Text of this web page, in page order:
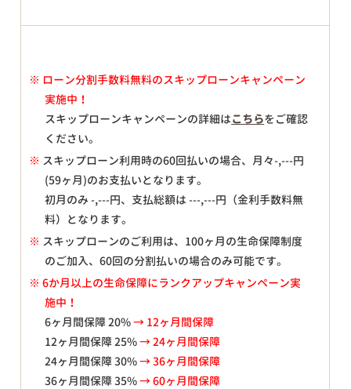
※ ローン分割手数料無料のスキップローンキャンペーン
実施中！
スキップローンキャンペーンの詳細はこちらをご確認
ください。
※ スキップローン利用時の60回払いの場合、月々-,---円
(59ヶ月)のお支払いとなります。
初月のみ-,---円、支払総額は---,---円（金利手数料無
料）となります。
※ スキップローンのご利用は、100ヶ月の生命保障制度
のご加入、60回の分割払いの場合のみ可能です。
※ 6か月以上の生命保障にランクアップキャンペーン実
施中！
6ヶ月間保障 20%→ 12ヶ月間保障
12ヶ月間保障 25%→ 24ヶ月間保障
24ヶ月間保障 30%→ 36ヶ月間保障
36ヶ月間保障 35%→ 60ヶ月間保障